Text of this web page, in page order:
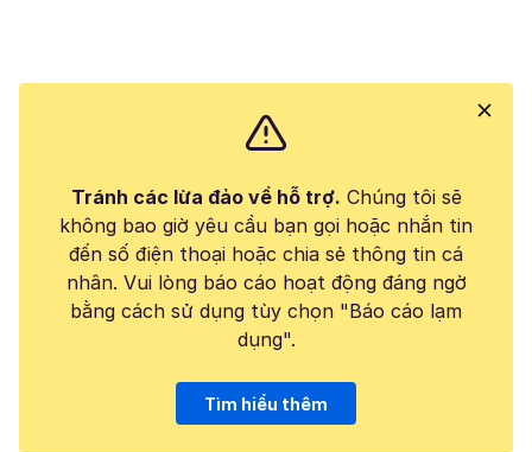
Tránh các lừa đảo về hỗ trợ. Chúng tôi sẽ
không bao giờ yêu cầu bạn gọi hoặc nhắn tin
đến số điện thoại hoặc chia sẻ thông tin cá
nhân. Vui lòng báo cáo hoạt động đáng ngờ
bằng cách sử dụng tùy chọn "Báo cáo lạm
dụng".
Tìm hiểu thêm